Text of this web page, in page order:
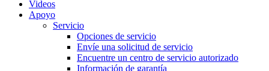
Videos
Apoyo
Servicio
Opciones de servicio
Envíe una solicitud de servicio
Encuentre un centro de servicio autorizado
Información de garantía